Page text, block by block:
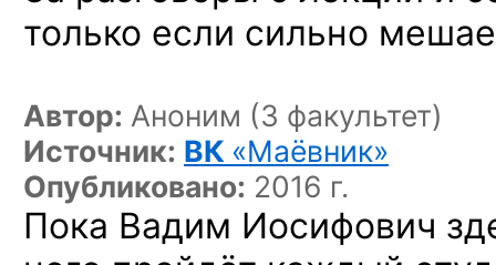
только если сильно
Автор: Аноним (3 факультет)
Источник: ВК «Маёвник»
Опубликовано: 2016 г.
Пока Вадим Иосифович